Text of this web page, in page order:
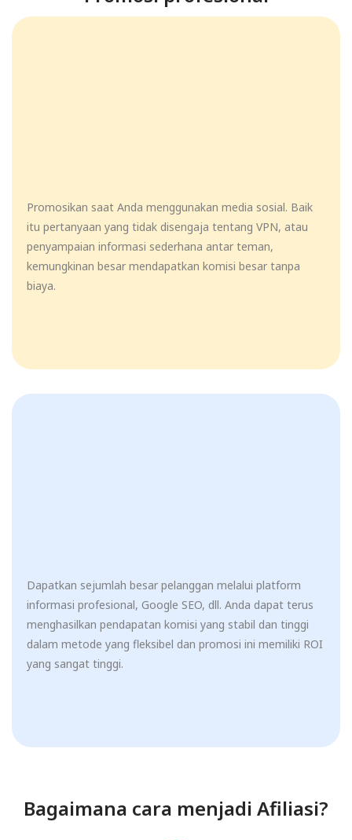
Promosikan saat Anda menggunakan media sosial. Baik
itu pertanyaan yang tidak disengaja tentang VPN, atau
penyampaian informasi sederhana antar teman,
kemungkinan besar mendapatkan komisi besar tanpa
biaya.
Dapatkan sejumlah besar pelanggan melalui platform
informasi profesional, Google SEO, dll. Anda dapat terus
menghasilkan pendapatan komisi yang stabil dan tinggi
dalam metode yang fleksibel dan promosi ini memiliki ROI
yang sangat tinggi.
Bagaimana cara menjadi Afiliasi?